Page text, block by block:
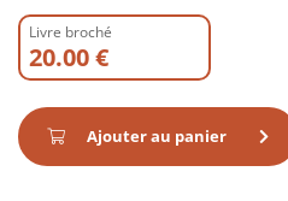
Livre broché
20.00 €
Ajouter au panier